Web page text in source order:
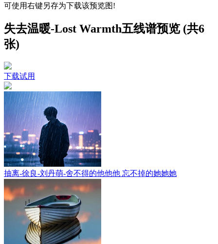
可使用右键另存为下载该预览图!
失去温暖-Lost Warmth五线谱预览 (共6
张)
下载试用
抽离-徐良-刘丹萌-舍不得的他他他 忘不掉的她她她